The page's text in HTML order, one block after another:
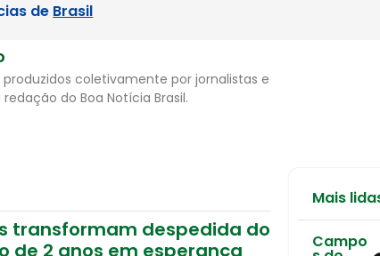
de Brasil
coletivamente por jornalistas e
do Boa Notícia Brasil.
transformam despedida do
de 2 anos em esperança
Mais
Campo